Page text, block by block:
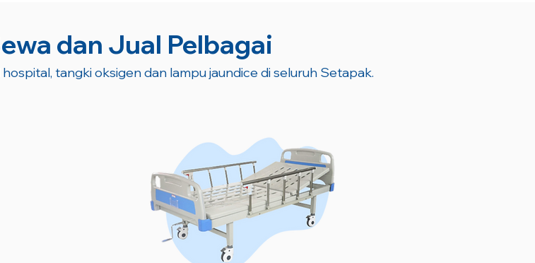
dan Jual Pelbagai
tangki oksigen dan lampu jaundice di seluruh Setapak.